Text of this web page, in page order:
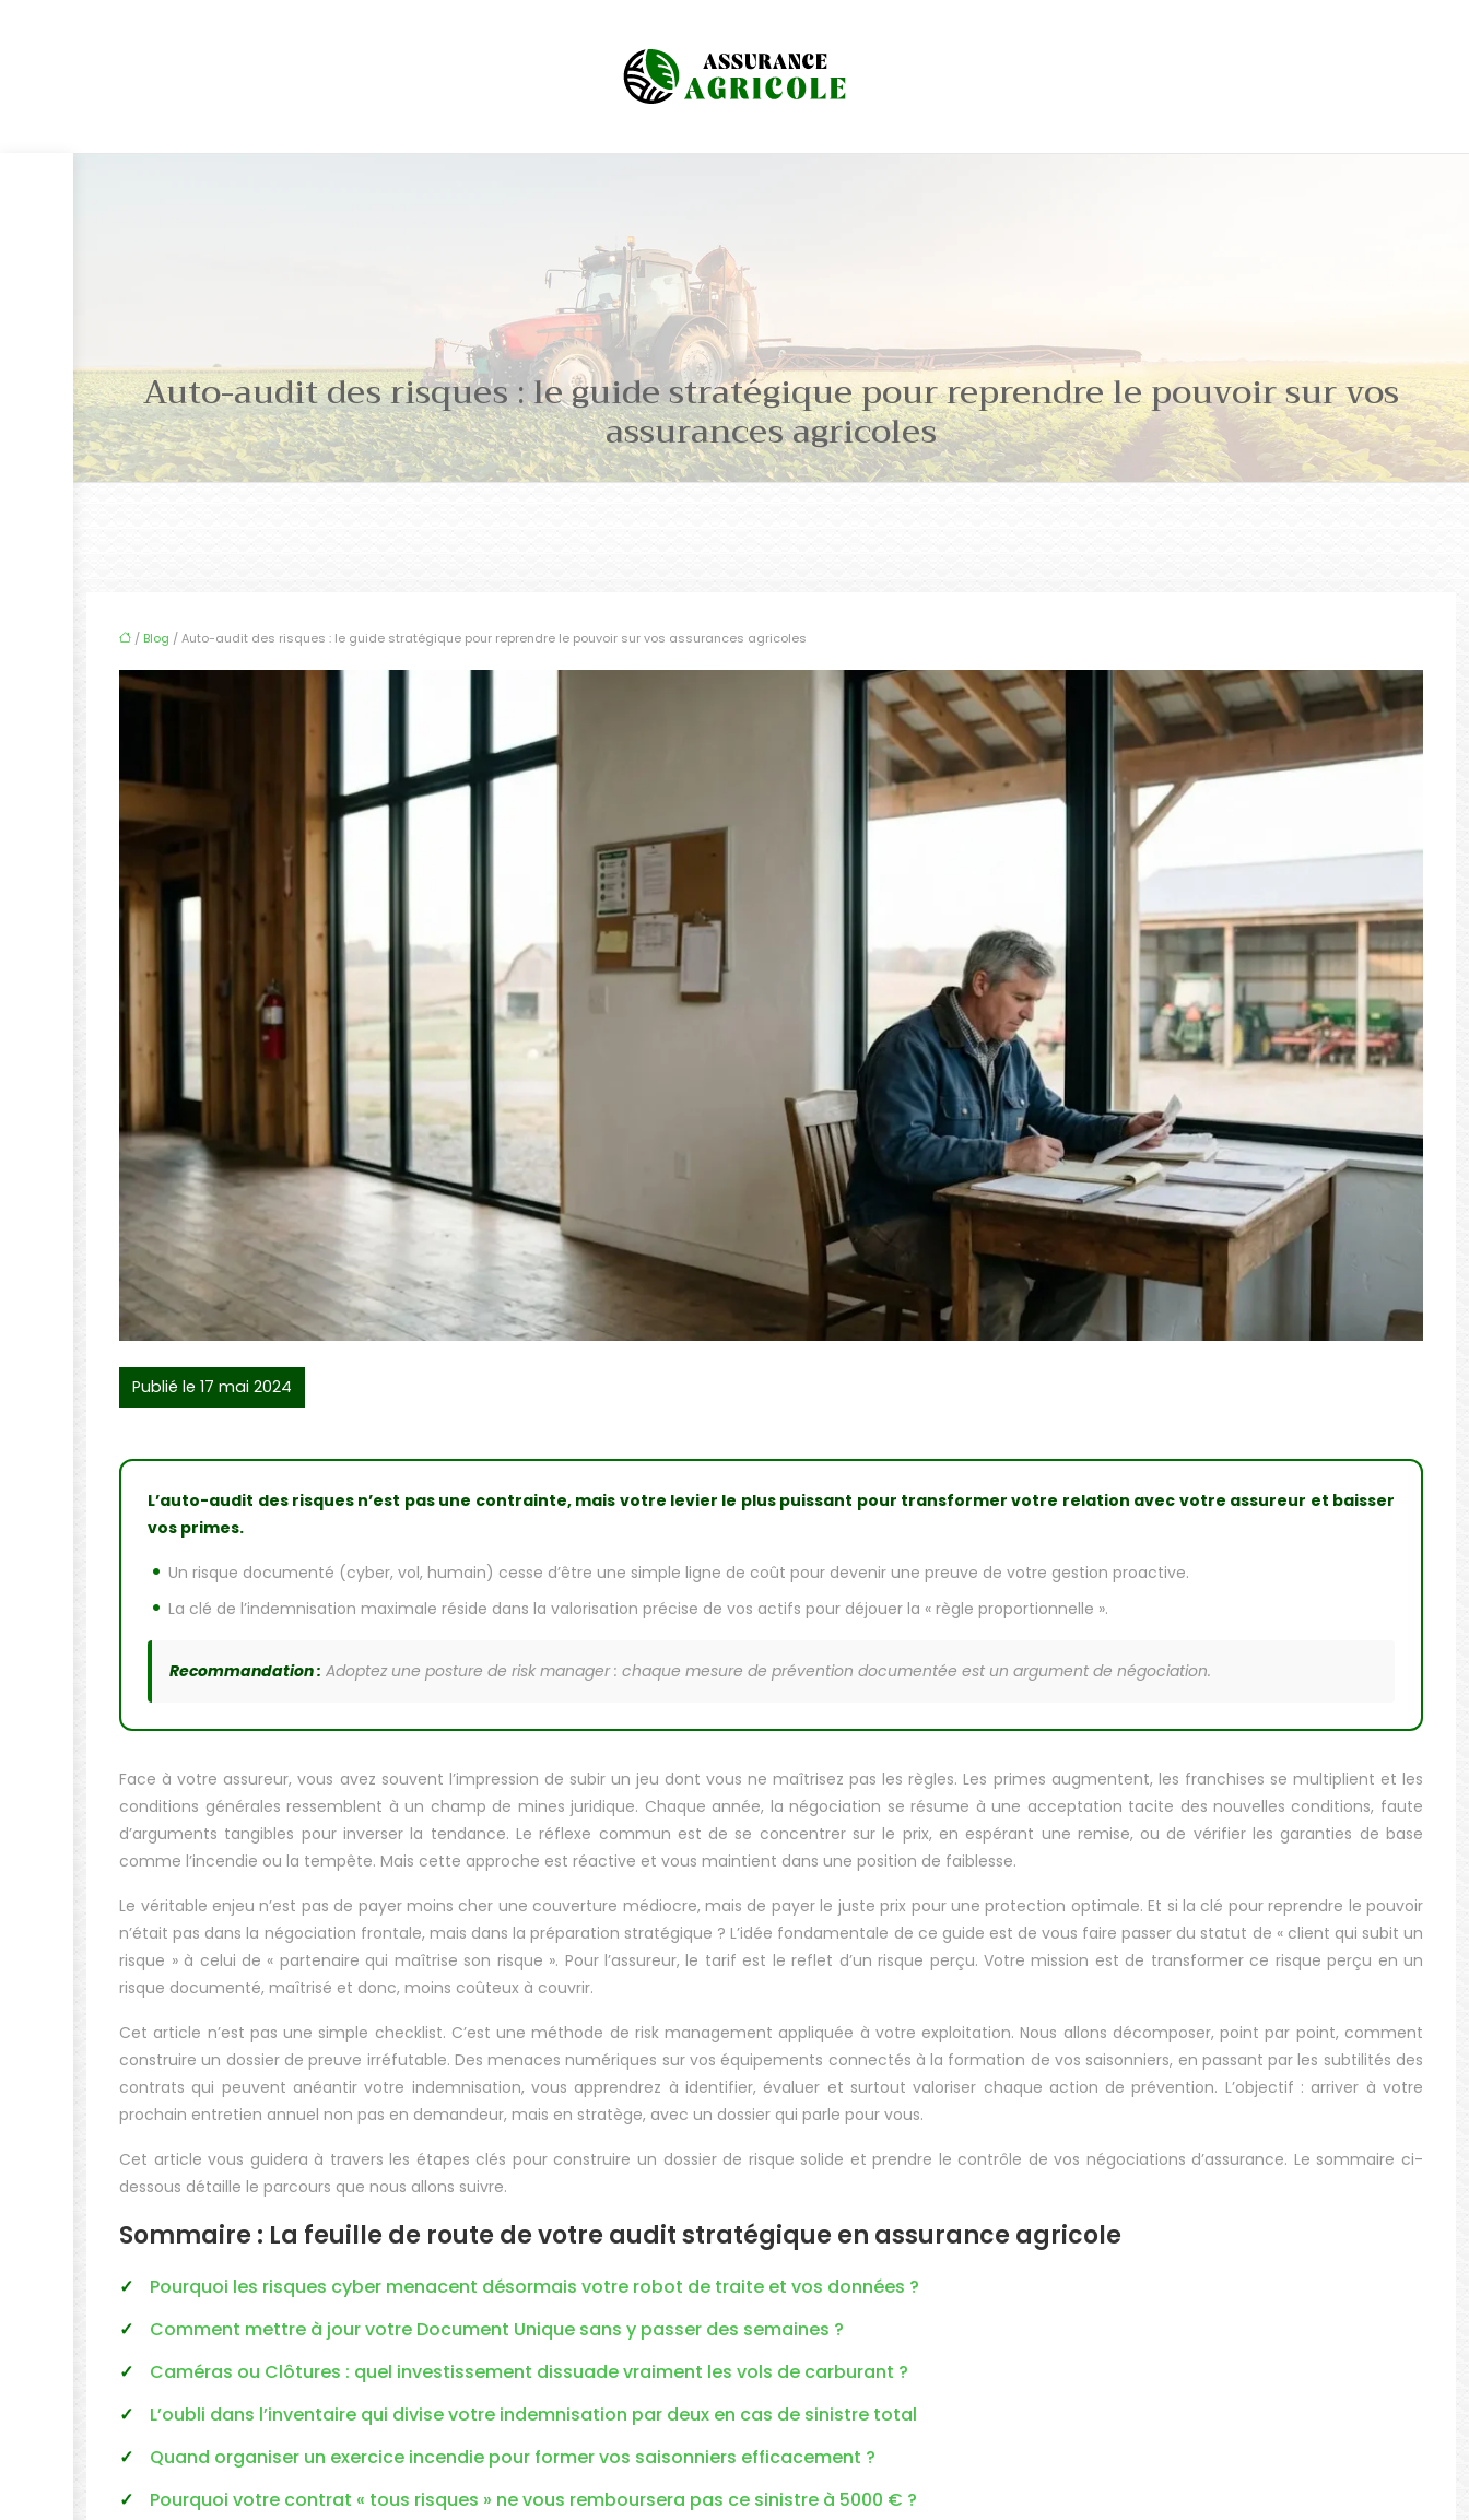
Auto-audit des risques : le guide stratégique pour reprendre le pouvoir sur vos
assurances agricoles
/ Blog / Auto-audit des risques : le guide stratégique pour reprendre le pouvoir sur vos assurances agricoles
Publié le 17 mai 2024
L’auto-audit des risques n’est pas une contrainte, mais votre levier le plus puissant pour transformer votre relation avec votre assureur et baisser
vos primes.
Un risque documenté (cyber, vol, humain) cesse d’être une simple ligne de coût pour devenir une preuve de votre gestion proactive.
La clé de l’indemnisation maximale réside dans la valorisation précise de vos actifs pour déjouer la « règle proportionnelle ».
Recommandation : Adoptez une posture de risk manager : chaque mesure de prévention documentée est un argument de négociation.
Face à votre assureur, vous avez souvent l’impression de subir un jeu dont vous ne maîtrisez pas les règles. Les primes augmentent, les franchises se multiplient et les
conditions générales ressemblent à un champ de mines juridique. Chaque année, la négociation se résume à une acceptation tacite des nouvelles conditions, faute
d’arguments tangibles pour inverser la tendance. Le réflexe commun est de se concentrer sur le prix, en espérant une remise, ou de vérifier les garanties de base
comme l’incendie ou la tempête. Mais cette approche est réactive et vous maintient dans une position de faiblesse.
Le véritable enjeu n’est pas de payer moins cher une couverture médiocre, mais de payer le juste prix pour une protection optimale. Et si la clé pour reprendre le pouvoir
n’était pas dans la négociation frontale, mais dans la préparation stratégique ? L’idée fondamentale de ce guide est de vous faire passer du statut de « client qui subit un
risque » à celui de « partenaire qui maîtrise son risque ». Pour l’assureur, le tarif est le reflet d’un risque perçu. Votre mission est de transformer ce risque perçu en un
risque documenté, maîtrisé et donc, moins coûteux à couvrir.
Cet article n’est pas une simple checklist. C’est une méthode de risk management appliquée à votre exploitation. Nous allons décomposer, point par point, comment
construire un dossier de preuve irréfutable. Des menaces numériques sur vos équipements connectés à la formation de vos saisonniers, en passant par les subtilités des
contrats qui peuvent anéantir votre indemnisation, vous apprendrez à identifier, évaluer et surtout valoriser chaque action de prévention. L’objectif : arriver à votre
prochain entretien annuel non pas en demandeur, mais en stratège, avec un dossier qui parle pour vous.
Cet article vous guidera à travers les étapes clés pour construire un dossier de risque solide et prendre le contrôle de vos négociations d’assurance. Le sommaire ci-
dessous détaille le parcours que nous allons suivre.
Sommaire : La feuille de route de votre audit stratégique en assurance agricole
Pourquoi les risques cyber menacent désormais votre robot de traite et vos données ?
Comment mettre à jour votre Document Unique sans y passer des semaines ?
Caméras ou Clôtures : quel investissement dissuade vraiment les vols de carburant ?
L’oubli dans l’inventaire qui divise votre indemnisation par deux en cas de sinistre total
Quand organiser un exercice incendie pour former vos saisonniers efficacement ?
Pourquoi votre contrat « tous risques » ne vous remboursera pas ce sinistre à 5000 € ?